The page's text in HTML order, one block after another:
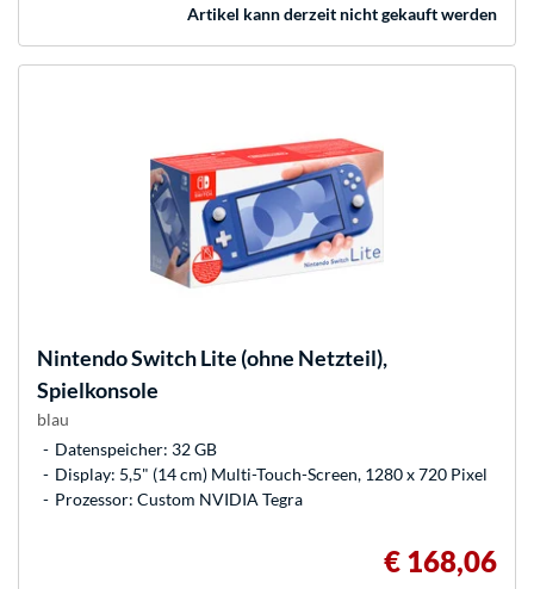
Artikel kann derzeit nicht gekauft werden
NintendoSwitch Lite (ohne Netzteil),
Spielkonsole
blau
Datenspeicher: 32 GB
Display: 5,5" (14 cm) Multi-Touch-Screen, 1280 x 720 Pixel
Prozessor: Custom NVIDIA Tegra
€ 168,06